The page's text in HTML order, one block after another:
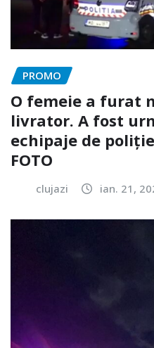
PROMO
O femeie a furat
livrator. A fost
echipaje de
FOTO
clujazi ian. 21,